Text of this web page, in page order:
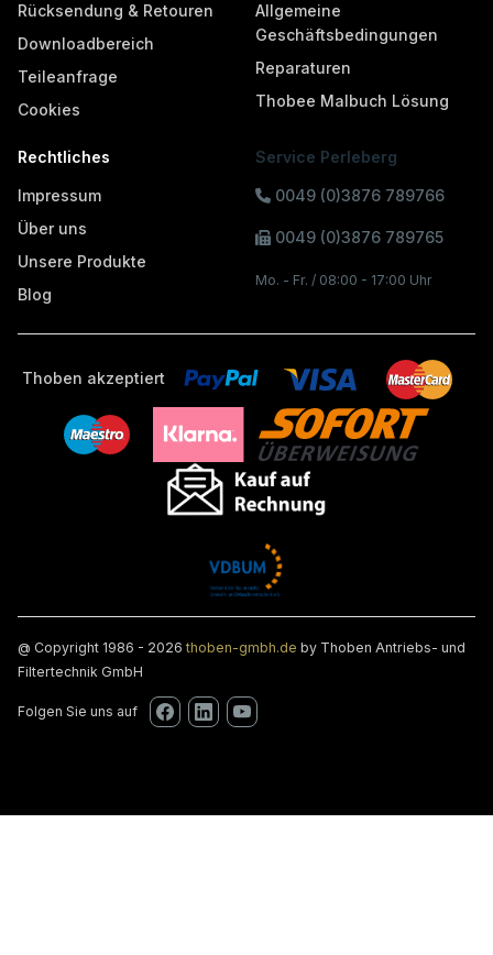
Rücksendung & Retouren
Downloadbereich
Teileanfrage
Cookies
Allgemeine
Geschäftsbedingungen
Reparaturen
Thobee Malbuch Lösung
Rechtliches
Impressum
Über uns
Unsere Produkte
Blog
Service Perleberg
0049 (0)3876 789766
0049 (0)3876 789765
Mo. - Fr. / 08:00 - 17:00 Uhr
Thoben akzeptiert
@ Copyright 1986 - 2026thoben-gmbh.de by Thoben Antriebs- und
Filtertechnik GmbH
Folgen Sie uns auf